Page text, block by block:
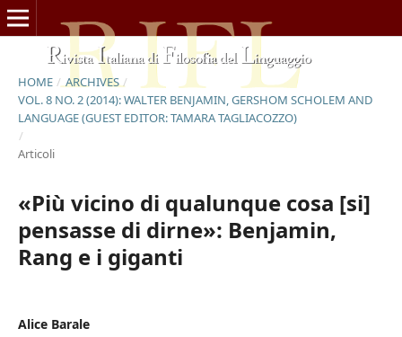
HOME / ARCHIVES /
VOL. 8 NO. 2 (2014): WALTER BENJAMIN, GERSHOM SCHOLEM AND
LANGUAGE (GUEST EDITOR: TAMARA TAGLIACOZZO)
/
Articoli
«Più vicino di qualunque cosa [si]
pensasse di dirne»: Benjamin,
Rang e i giganti
Alice Barale